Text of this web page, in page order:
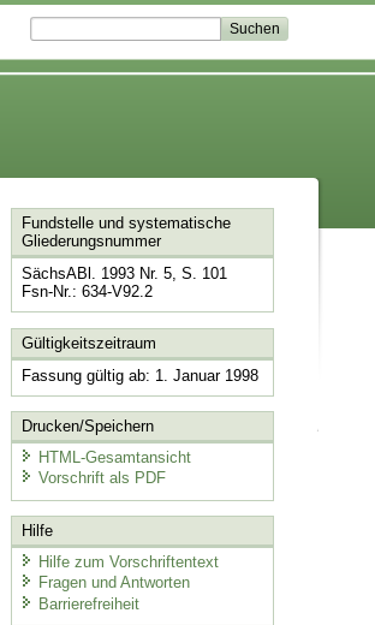
Fundstelle und systematische
Gliederungsnummer
SächsABl. 1993 Nr. 5, S. 101
Fsn-Nr.: 634-V92.2
Gültigkeitszeitraum
Fassung gültig ab: 1. Januar 1998
Drucken/Speichern
HTML-Gesamtansicht
Vorschrift als PDF
Hilfe
Hilfe zum Vorschriftentext
Fragen und Antworten
Barrierefreiheit